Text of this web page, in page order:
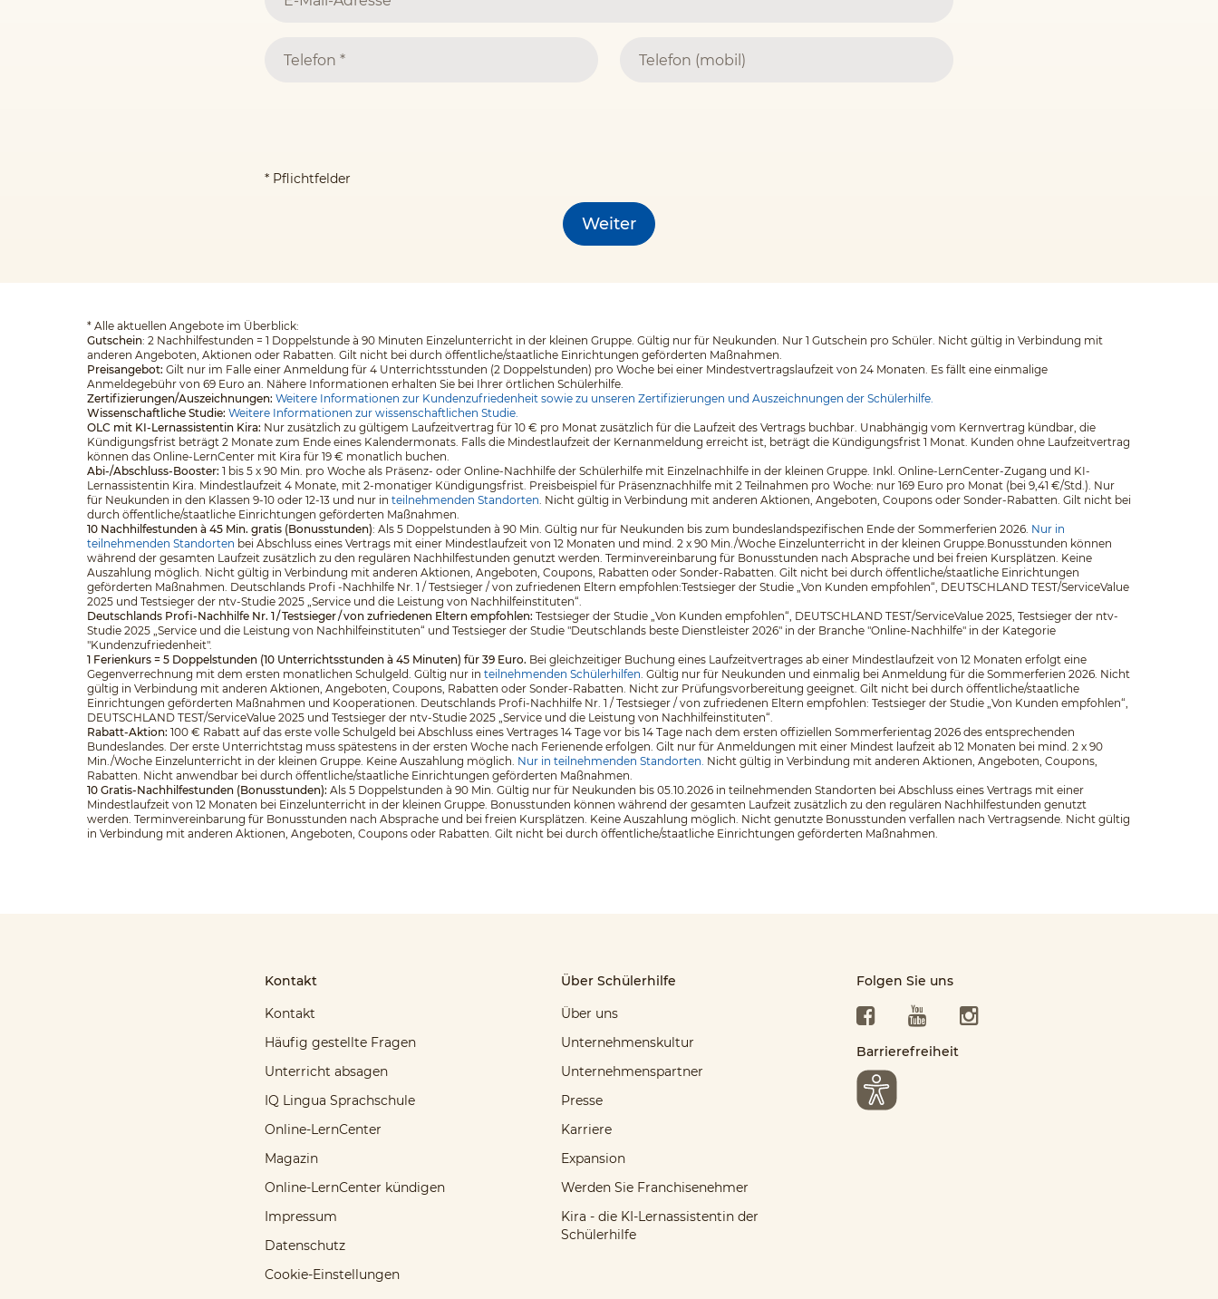
* Pflichtfelder
Weiter
* Alle aktuellen Angebote im Überblick:
Gutschein: 2 Nachhilfestunden = 1 Doppelstunde à 90 Minuten Einzelunterricht in der kleinen Gruppe. Gültig nur für Neukunden. Nur 1 Gutschein pro Schüler. Nicht gültig in Verbindung mit
anderen Angeboten, Aktionen oder Rabatten. Gilt nicht bei durch öffentliche/staatliche Einrichtungen geförderten Maßnahmen.
Preisangebot: Gilt nur im Falle einer Anmeldung für 4 Unterrichtsstunden (2 Doppelstunden) pro Woche bei einer Mindestvertragslaufzeit von 24 Monaten. Es fällt eine einmalige
Anmeldegebühr von 69 Euro an. Nähere Informationen erhalten Sie bei Ihrer örtlichen Schülerhilfe.
Zertifizierungen/Auszeichnungen: Weitere Informationen zur Kundenzufriedenheit sowie zu unseren Zertifizierungen und Auszeichnungen der Schülerhilfe.
Wissenschaftliche Studie: Weitere Informationen zur wissenschaftlichen Studie.
OLC mit KI-Lernassistentin Kira: Nur zusätzlich zu gültigem Laufzeitvertrag für 10 € pro Monat zusätzlich für die Laufzeit des Vertrags buchbar. Unabhängig vom Kernvertrag kündbar, die
Kündigungsfrist beträgt 2 Monate zum Ende eines Kalendermonats. Falls die Mindestlaufzeit der Kernanmeldung erreicht ist, beträgt die Kündigungsfrist 1 Monat. Kunden ohne Laufzeitvertrag
können das Online-LernCenter mit Kira für 19 € monatlich buchen.
Abi-/Abschluss-Booster: 1 bis 5 x 90 Min. pro Woche als Präsenz- oder Online-Nachhilfe der Schülerhilfe mit Einzelnachhilfe in der kleinen Gruppe. Inkl. Online-LernCenter-Zugang und KI-
Lernassistentin Kira. Mindestlaufzeit 4 Monate, mit 2-monatiger Kündigungsfrist. Preisbeispiel für Präsenznachhilfe mit 2 Teilnahmen pro Woche: nur 169 Euro pro Monat (bei 9,41 €/Std.). Nur
für Neukunden in den Klassen 9-10 oder 12-13 und nur in teilnehmenden Standorten. Nicht gültig in Verbindung mit anderen Aktionen, Angeboten, Coupons oder Sonder-Rabatten. Gilt nicht bei
durch öffentliche/staatliche Einrichtungen geförderten Maßnahmen.
10 Nachhilfestunden à 45 Min. gratis (Bonusstunden): Als 5 Doppelstunden à 90 Min. Gültig nur für Neukunden bis zum bundeslandspezifischen Ende der Sommerferien 2026. Nur in
teilnehmenden Standorten bei Abschluss eines Vertrags mit einer Mindestlaufzeit von 12 Monaten und mind. 2 x 90 Min./Woche Einzelunterricht in der kleinen Gruppe.Bonusstunden können
während der gesamten Laufzeit zusätzlich zu den regulären Nachhilfestunden genutzt werden. Terminvereinbarung für Bonusstunden nach Absprache und bei freien Kursplätzen. Keine
Auszahlung möglich. Nicht gültig in Verbindung mit anderen Aktionen, Angeboten, Coupons, Rabatten oder Sonder-Rabatten. Gilt nicht bei durch öffentliche/staatliche Einrichtungen
geförderten Maßnahmen. Deutschlands Profi -Nachhilfe Nr. 1 / Testsieger / von zufriedenen Eltern empfohlen:Testsieger der Studie „Von Kunden empfohlen“, DEUTSCHLAND TEST/ServiceValue
2025 und Testsieger der ntv-Studie 2025 „Service und die Leistung von Nachhilfeinstituten“.
Deutschlands Profi-Nachhilfe Nr. 1 / Testsieger / von zufriedenen Eltern empfohlen: Testsieger der Studie „Von Kunden empfohlen“, DEUTSCHLAND TEST/ServiceValue 2025, Testsieger der ntv-
Studie 2025 „Service und die Leistung von Nachhilfeinstituten“ und Testsieger der Studie "Deutschlands beste Dienstleister 2026" in der Branche "Online-Nachhilfe" in der Kategorie
"Kundenzufriedenheit".
1 Ferienkurs = 5 Doppelstunden (10 Unterrichtsstunden à 45 Minuten) für 39 Euro. Bei gleichzeitiger Buchung eines Laufzeitvertrages ab einer Mindestlaufzeit von 12 Monaten erfolgt eine
Gegenverrechnung mit dem ersten monatlichen Schulgeld. Gültig nur in teilnehmenden Schülerhilfen. Gültig nur für Neukunden und einmalig bei Anmeldung für die Sommerferien 2026. Nicht
gültig in Verbindung mit anderen Aktionen, Angeboten, Coupons, Rabatten oder Sonder-Rabatten. Nicht zur Prüfungsvorbereitung geeignet. Gilt nicht bei durch öffentliche/staatliche
Einrichtungen geförderten Maßnahmen und Kooperationen. Deutschlands Profi-Nachhilfe Nr. 1 / Testsieger / von zufriedenen Eltern empfohlen: Testsieger der Studie „Von Kunden empfohlen“,
DEUTSCHLAND TEST/ServiceValue 2025 und Testsieger der ntv-Studie 2025 „Service und die Leistung von Nachhilfeinstituten“.
Rabatt-Aktion: 100 € Rabatt auf das erste volle Schulgeld bei Abschluss eines Vertrages 14 Tage vor bis 14 Tage nach dem ersten offiziellen Sommerferientag 2026 des entsprechenden
Bundeslandes. Der erste Unterrichtstag muss spätestens in der ersten Woche nach Ferienende erfolgen. Gilt nur für Anmeldungen mit einer Mindest­ laufzeit ab 12 Monaten bei mind. 2 x 90
Min./Woche Einzelunterricht in der kleinen Gruppe. Keine Auszahlung möglich. Nur in teilnehmenden Standorten. Nicht gültig in Verbindung mit anderen Aktionen, Angeboten, Coupons,
Rabatten. Nicht anwendbar bei durch öffentliche/staatliche Einrichtungen geförderten Maßnahmen.
10 Gratis-Nachhilfestunden (Bonusstunden): Als 5 Doppelstunden à 90 Min. Gültig nur für Neukunden bis 05.10.2026 in teilnehmenden Standorten bei Abschluss eines Vertrags mit einer
Mindestlaufzeit von 12 Monaten bei Einzelunterricht in der kleinen Gruppe. Bonusstunden können während der gesamten Laufzeit zusätzlich zu den regulären Nachhilfestunden genutzt
werden. Terminvereinbarung für Bonusstunden nach Absprache und bei freien Kursplätzen. Keine Auszahlung möglich. Nicht genutzte Bonusstunden verfallen nach Vertragsende. Nicht gültig
in Verbindung mit anderen Aktionen, Angeboten, Coupons oder Rabatten. Gilt nicht bei durch öffentliche/staatliche Einrichtungen geförderten Maßnahmen.
Kontakt
Kontakt
Häufig gestellte Fragen
Unterricht absagen
IQ Lingua Sprachschule
Online-LernCenter
Magazin
Online-LernCenter kündigen
Impressum
Datenschutz
Cookie-Einstellungen
Über Schülerhilfe
Über uns
Unternehmenskultur
Unternehmenspartner
Presse
Karriere
Expansion
Werden Sie Franchisenehmer
Kira - die KI-Lernassistentin der
Schülerhilfe
Folgen Sie uns
Facebook YouTubeInstagram
Barrierefreiheit